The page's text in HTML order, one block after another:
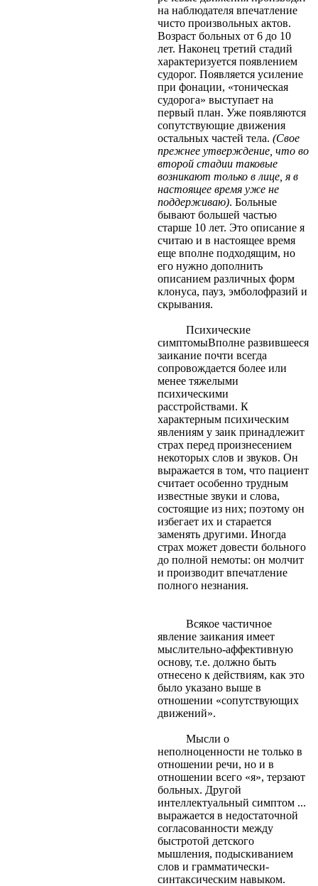
на наблюдателя впечатление
чисто произвольных актов.
Возраст больных от 6 до 10
лет. Наконец третий стадий
характеризуется появлением
судорог. Появляется усиление
при фонации, «тоническая
судорога» выступает на
первый план. Уже появляются
сопутствующие движения
остальных частей тела. (Свое
прежнее утверждение, что во
второй стадии таковые
возникают только в лице, я в
настоящее время уже не
поддерживаю). Больные
бывают большей частью
старше 10 лет. Это описание я
считаю и в настоящее время
еще вполне подходящим, но
его нужно дополнить
описанием различных форм
клонуса, пауз, эмболофразий и
скрывания.
Психические
симптомыВполне развившееся
заикание почти всегда
сопровождается более или
менее тяжелыми
психическими
расстройствами. К
характерным психическим
явлениям у заик принадлежит
страх перед произнесением
некоторых слов и звуков. Он
выражается в том, что пациент
считает особенно трудным
известные звуки и слова,
состоящие из них; поэтому он
избегает их и старается
заменять другими. Иногда
страх может довести больного
до полной немоты: он молчит
и производит впечатление
полного незнания.
Всякое частичное
явление заикания имеет
мыслительно-аффективную
основу, т.е. должно быть
отнесено к действиям, как это
было указано выше в
отношении «сопутствующих
движений».
Мысли о
неполноценности не только в
отношении речи, но и в
отношении всего «я», терзают
больных. Другой
интеллектуальный симптом ...
выражается в недостаточной
согласованности между
быстротой детского
мышления, подыскиванием
слов и грамматически-
синтаксическим навыком.